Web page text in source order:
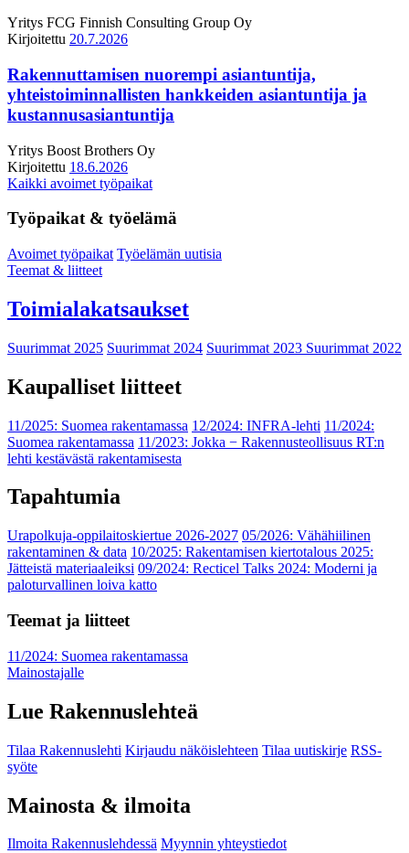
Yritys FCG Finnish Consulting Group Oy
Kirjoitettu 20.7.2026
Rakennuttamisen nuorempi asiantuntija,
yhteistoiminnallisten hankkeiden asiantuntija ja
kustannusasiantuntija
Yritys Boost Brothers Oy
Kirjoitettu 18.6.2026
Kaikki avoimet työpaikat
Työpaikat & työelämä
Avoimet työpaikat Työelämän uutisia
Teemat & liitteet
Toimialakatsaukset
Suurimmat 2025 Suurimmat 2024 Suurimmat 2023 Suurimmat 2022
Kaupalliset liitteet
11/2025: Suomea rakentamassa 12/2024: INFRA-lehti 11/2024:
Suomea rakentamassa 11/2023: Jokka − Rakennusteollisuus RT:n
lehti kestävästä rakentamisesta
Tapahtumia
Urapolkuja-oppilaitoskiertue 2026-2027 05/2026: Vähähiilinen
rakentaminen & data 10/2025: Rakentamisen kiertotalous 2025:
Jätteistä materiaaleiksi 09/2024: Recticel Talks 2024: Moderni ja
paloturvallinen loiva katto
Teemat ja liitteet
11/2024: Suomea rakentamassa
Mainostajalle
Lue Rakennuslehteä
Tilaa Rakennuslehti Kirjaudu näköislehteen Tilaa uutiskirje RSS-
syöte
Mainosta & ilmoita
Ilmoita Rakennuslehdessä Myynnin yhteystiedot